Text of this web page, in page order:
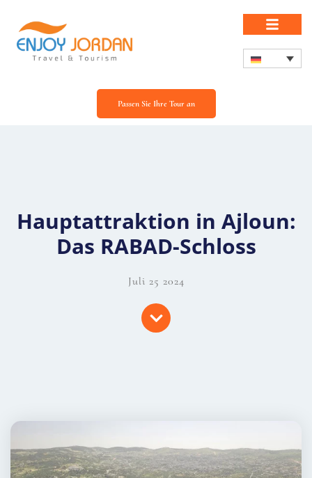
Passen Sie Ihre Tour an
Hauptattraktion in Ajloun:
Das RABAD-Schloss
Juli 25 2024